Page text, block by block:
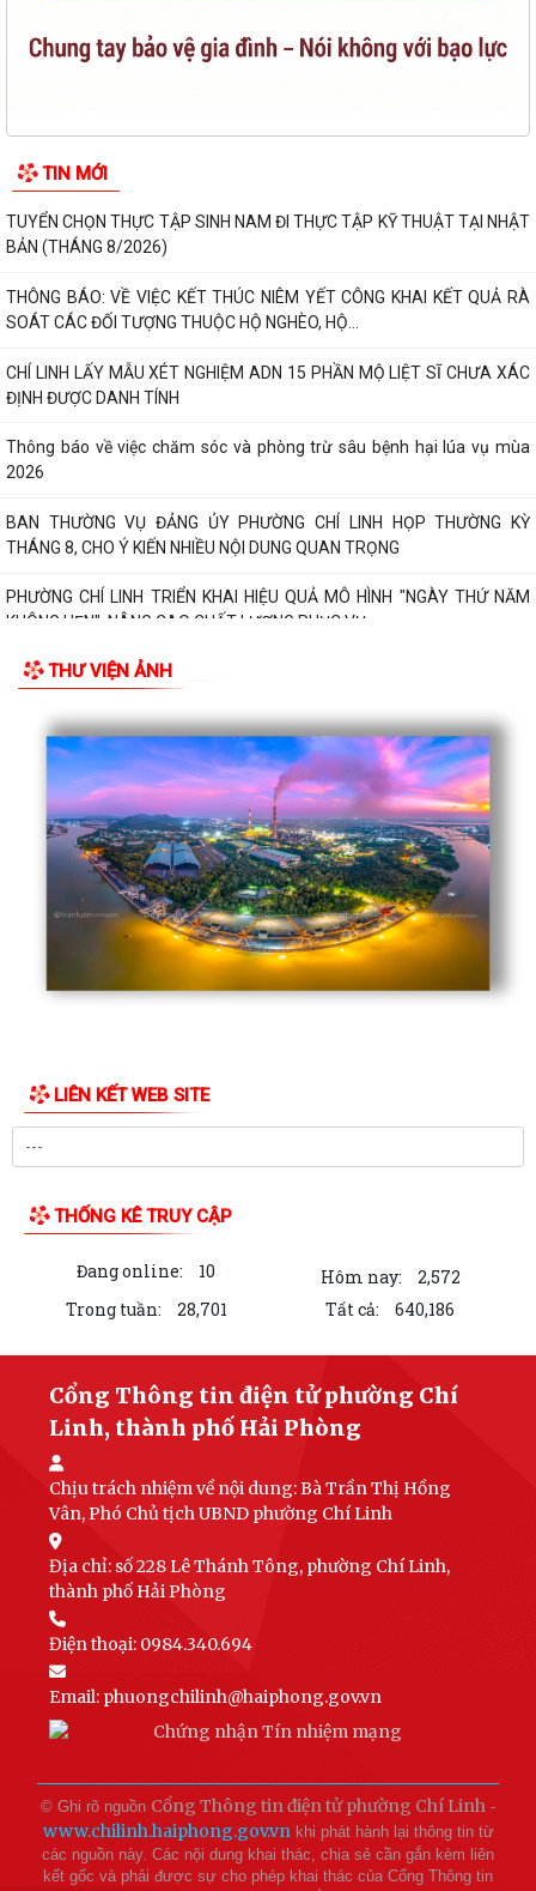
TIN MỚI
TUYỂN CHỌN THỰC TẬP SINH NAM ĐI THỰC TẬP KỸ THUẬT TẠI NHẬT
BẢN (THÁNG 8/2026)
THÔNG BÁO: VỀ VIỆC KẾT THÚC NIÊM YẾT CÔNG KHAI KẾT QUẢ RÀ
SOÁT CÁC ĐỐI TƯỢNG THUỘC HỘ NGHÈO, HỘ...
CHÍ LINH LẤY MẪU XÉT NGHIỆM ADN 15 PHẦN MỘ LIỆT SĨ CHƯA XÁC
ĐỊNH ĐƯỢC DANH TÍNH
Thông báo về việc chăm sóc và phòng trừ sâu bệnh hại lúa vụ mùa
2026
BAN THƯỜNG VỤ ĐẢNG ỦY PHƯỜNG CHÍ LINH HỌP THƯỜNG KỲ
THÁNG 8, CHO Ý KIẾN NHIỀU NỘI DUNG QUAN TRỌNG
PHƯỜNG CHÍ LINH TRIỂN KHAI HIỆU QUẢ MÔ HÌNH "NGÀY THỨ NĂM
KHÔNG HẸN", NÂNG CAO CHẤT LƯỢNG PHỤC VỤ...
THƯ VIỆN ẢNH
LIÊN KẾT WEB SITE
THỐNG KÊ TRUY CẬP
Đang online: 10 Hôm nay:
2,572
Trong tuần:
28,701 Tất cả: 640,186
Cổng Thông tin điện tử phường Chí
Linh, thành phố Hải Phòng
Chịu trách nhiệm về nội dung:Bà Trần Thị Hồng
Vân, Phó Chủ tịch UBND phường Chí Linh
Địa chỉ: số 228 Lê Thánh Tông, phường Chí Linh,
thành phố Hải Phòng
Điện thoại: 0984.340.694
Email: phuongchilinh@haiphong.gov.vn
© Ghi rõ nguồn Cổng Thông tin điện tử phường Chí Linh -
www.chilinh.haiphong.gov.vnkhi phát hành lại thông tin từ
các nguồn này. Các nội dung khai thác, chia sẻ cần gắn kèm liên
kết gốc và phải được sự cho phép khai thác của Cổng Thông tin